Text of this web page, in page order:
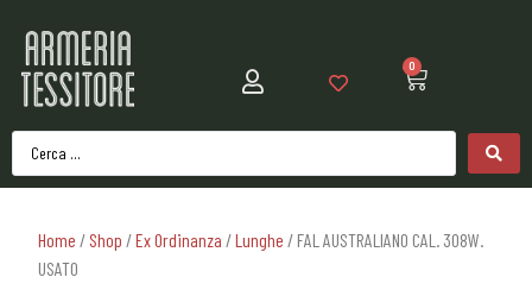
0
Home / Shop /Ex Ordinanza /Lunghe / FAL AUSTRALIANO CAL. 308W.
USATO